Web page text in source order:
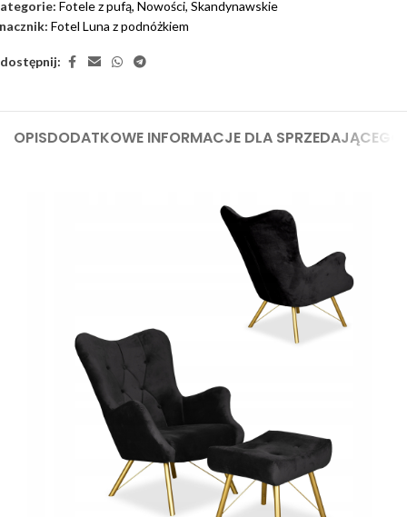
Fotele z pufą, Nowości, Skandynawskie
Fotel Luna z podnóżkiem
OPISDODATKOWE INFORMACJE DLA SPRZEDAJĄCEGO